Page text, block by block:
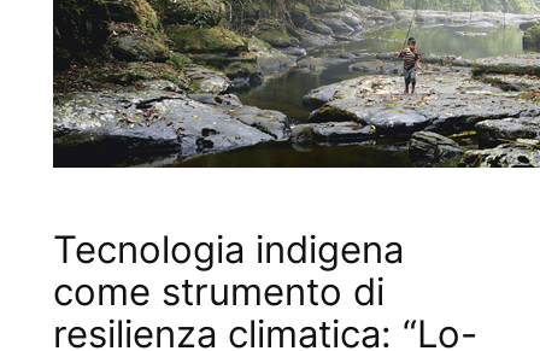
Tecnologia indigena
come strumento di
resilienza climatica: “Lo-